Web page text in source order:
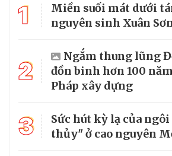
1
Miền suối mát dưới
nguyên sinh Xuân
2
Ngắm thung lũng
đồn binh hơn 100
Pháp xây dựng
3
Sức hút kỳ lạ của
thủy" ở cao nguyên